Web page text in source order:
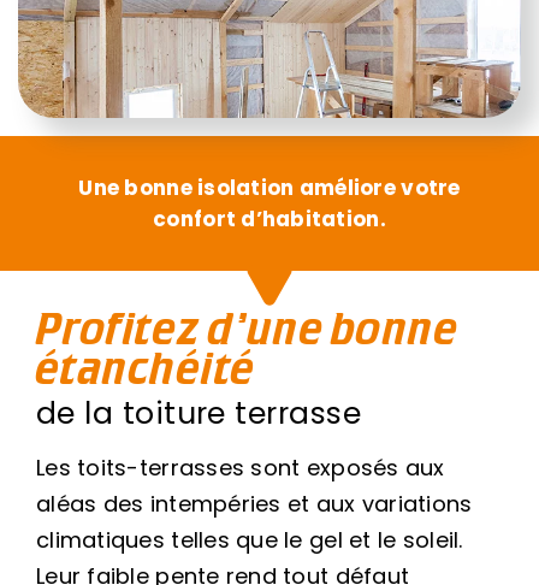
Une bonne isolation améliore votre
confort d’habitation.
Profitez d’une bonne
étanchéité
de la toiture terrasse
Les toits-terrasses sont exposés aux
aléas des intempéries et aux variations
climatiques telles que le gel et le soleil.
Leur faible pente rend tout défaut